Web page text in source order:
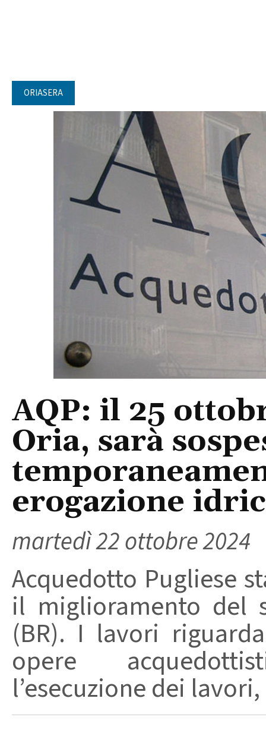
ORIASERA
AQP: il 25
Oria, sarà
erogazione
martedì 22 ottobre 2024
Acquedotto Pugliese
il miglioramento del
(BR). I lavori
opere
l’esecuzione dei